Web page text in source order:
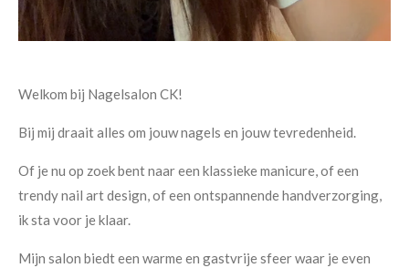
Welkom bij Nagelsalon CK!
Bij mij draait alles om jouw nagels en jouw tevredenheid.
Of je nu op zoek bent naar een klassieke manicure, of een
trendy nail art design, of een ontspannende handverzorging,
ik sta voor je klaar.
Mijn salon biedt een warme en gastvrije sfeer waar je even